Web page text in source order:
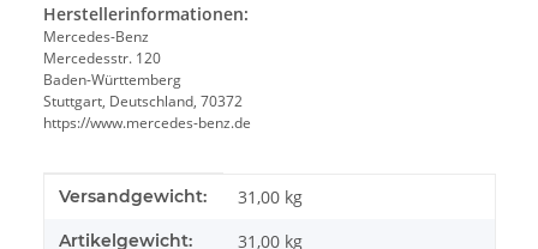
Herstellerinformationen:
Mercedes-Benz
Mercedesstr. 120
Baden-Württemberg
Stuttgart, Deutschland, 70372
https://www.mercedes-benz.de
Produkteigenschaft
Wert
Versandgewicht: 31,00 kg
Artikelgewicht: 31,00 kg